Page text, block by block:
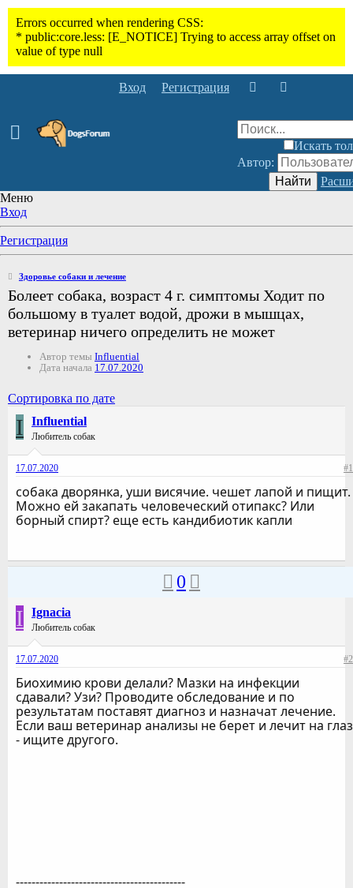
Вход Регистрация
Искать
Автор:
Найти
Меню
Вход
Регистрация
Здоровье собаки и лечение
Болеет собака, возраст 4 г. симптомы Ходит по
большому в туалет водой, дрожи в мышцах,
ветеринар ничего определить не может
Автор темы Influential
Дата начала 17.07.2020
Сортировка по дате
I Influential
Любитель собак
17.07.2020 #1
собака дворянка, уши висячие. чешет лапой и пищит.
Можно ей закапать человеческий отипакс? Или
борный спирт? еще есть кандибиотик капли
0
I Ignacia
Любитель собак
17.07.2020 #2
Биохимию крови делали? Мазки на инфекции
сдавали? Узи? Проводите обследование и по
результатам поставят диагноз и назначат лечение.
Если ваш ветеринар анализы не берет и лечит на глаз
- ищите другого.
-------------------------------------------